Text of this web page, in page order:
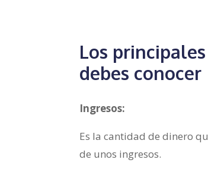
Los
debes conocer
Ingresos:
Es la cantidad de dinero
de unos ingresos.